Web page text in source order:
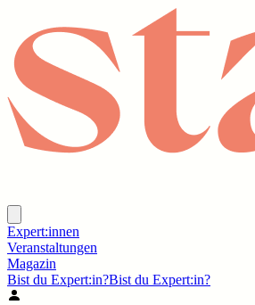
Expert:innen
Veranstaltungen
Magazin
Bist du Expert:in?Bist du Expert:in?